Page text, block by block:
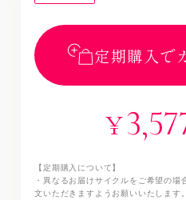
定期購入で
¥
【定期購入について】
・異なるお届けサイクルをご希望の
文いただきますようお願いいたします。